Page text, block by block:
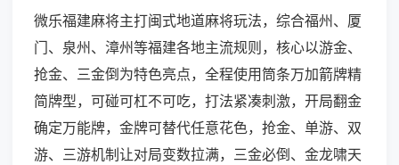
微乐福建麻将主打闽式地道麻将玩法，综合福州、厦
门、泉州、漳州等福建各地主流规则，核心以游金、
抢金、三金倒为特色亮点，全程使用筒条万加箭牌精
简牌型，可碰可杠不可吃，打法紧凑刺激，开局翻金
确定万能牌，金牌可替代任意花色，抢金、单游、双
游、三游机制让对局变数拉满，三金必倒、金龙啸天